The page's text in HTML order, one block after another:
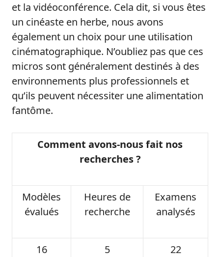
et la vidéoconférence. Cela dit, si vous êtes
un cinéaste en herbe, nous avons
également un choix pour une utilisation
cinématographique. N’oubliez pas que ces
micros sont généralement destinés à des
environnements plus professionnels et
qu’ils peuvent nécessiter une alimentation
fantôme.
Comment avons-nous fait nos
recherches ?
Modèles
évalués
Heures de
recherche
Examens
analysés
16 5 22